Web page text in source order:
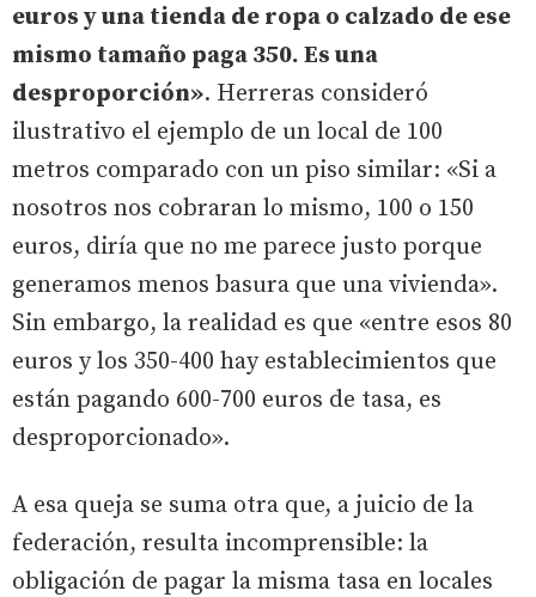
euros y una tienda de ropa o calzado de ese
mismo tamaño paga 350. Es una
desproporción». Herreras consideró
ilustrativo el ejemplo de un local de 100
metros comparado con un piso similar: «Si a
nosotros nos cobraran lo mismo, 100 o 150
euros, diría que no me parece justo porque
generamos menos basura que una vivienda».
Sin embargo, la realidad es que «entre esos 80
euros y los 350-400 hay establecimientos que
están pagando 600-700 euros de tasa, es
desproporcionado».
A esa queja se suma otra que, a juicio de la
federación, resulta incomprensible: la
obligación de pagar la misma tasa en locales